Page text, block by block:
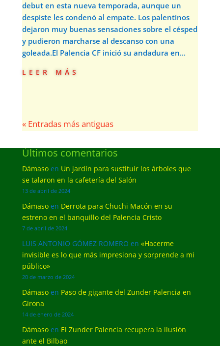
debut en esta nueva temporada, aunque un
despiste les condenó al empate. Los palentinos
dejaron muy buenas sensaciones sobre el césped
y pudieron marcharse al descanso con una
goleada.El Palencia CF inició su andadura en...
leer más
« Entradas más antiguas
Últimos comentarios
Dámasoen Un jardín para sustituir los árboles que
se talaron en la cafetería del Salón
13 de abril de 2024
Dámasoen Derrota para Chuchi Macón en su
estreno en el banquillo del Palencia Cristo
7 de abril de 2024
LUIS ANTONIO GÓMEZ ROMERO en «Hacerme
invisible es lo que más impresiona y sorprende a mi
público»
20 de marzo de 2024
Dámasoen Paso de gigante del Zunder Palencia en
Girona
14 de enero de 2024
Dámasoen El Zunder Palencia recupera la ilusión
ante el Bilbao